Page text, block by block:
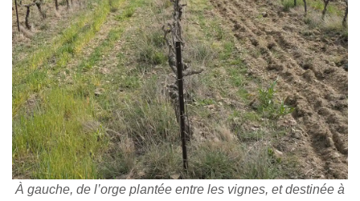
À gauche, de l’orge plantée entre les vignes, et destinée à